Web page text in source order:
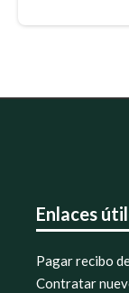
Enlaces
Pagar recibo
Contratar